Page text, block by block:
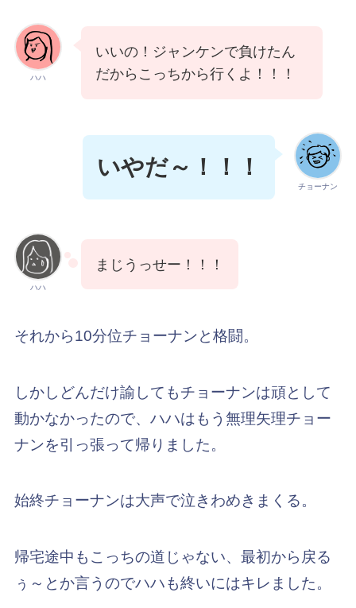
ハハ
いいの！ジャンケンで負けたん
だからこっちから行くよ！！！
チョーナン
いやだ～！！！
ハハ
まじうっせー！！！
それから10分位チョーナンと格闘。
しかしどんだけ諭してもチョーナンは頑として
動かなかったので、ハハはもう無理矢理チョー
ナンを引っ張って帰りました。
始終チョーナンは大声で泣きわめきまくる。
帰宅途中もこっちの道じゃない、最初から戻る
ぅ～とか言うのでハハも終いにはキレました。